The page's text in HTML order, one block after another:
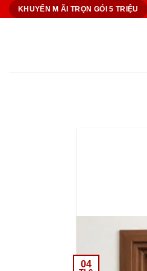
Bỏ
KHUYẾN M ÃI TRỌN GÓI 5 TRIỆU
04